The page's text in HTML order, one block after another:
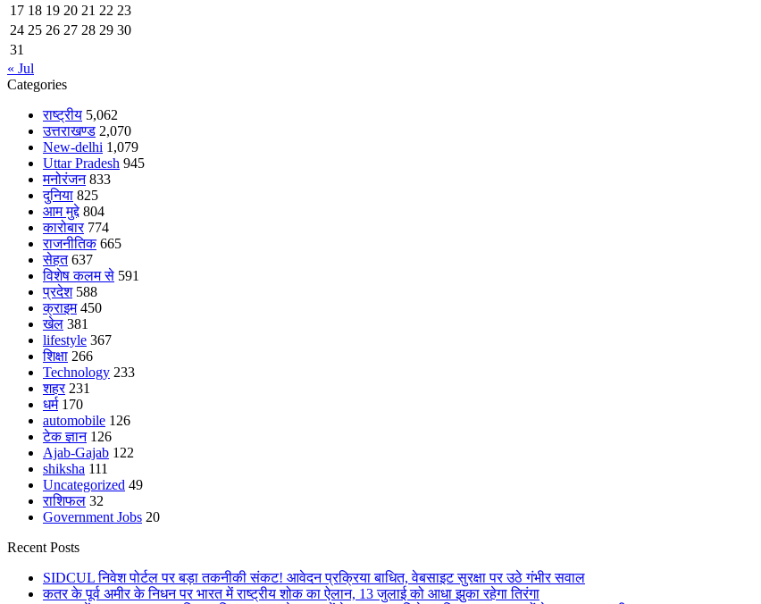
17 18 19 20 21 22 23
24 25 26 27 28 29 30
31
« Jul
Categories
राष्ट्रीय 5,062
उत्तराखण्ड 2,070
New-delhi 1,079
Uttar Pradesh 945
मनोरंजन 833
दुनिया 825
आम मुद्दे 804
कारोबार 774
राजनीतिक 665
सेहत 637
विशेष कलम से 591
प्रदेश 588
क्राइम 450
खेल 381
lifestyle 367
शिक्षा 266
Technology 233
शहर 231
धर्म 170
automobile 126
टेक ज्ञान 126
Ajab-Gajab 122
shiksha 111
Uncategorized 49
राशिफल 32
Government Jobs 20
Recent Posts
SIDCUL निवेश पोर्टल पर बड़ा तकनीकी संकट! आवेदन प्रक्रिया बाधित, वेबसाइट सुरक्षा पर उठे गंभीर सवाल
कतर के पूर्व अमीर के निधन पर भारत में राष्ट्रीय शोक का ऐलान, 13 जुलाई को आधा झुका रहेगा तिरंगा